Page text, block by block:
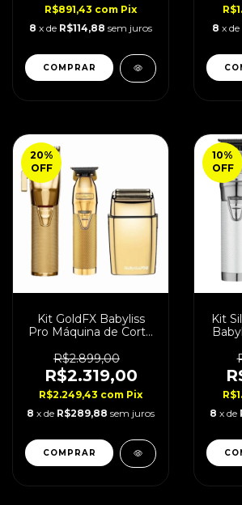
R$891,43 com Pix
8 x de R$114,88 sem juros
8 x de
20%
OFF
Kit GoldFX Babyliss
Pro Máquina de Corte
Shaver Bivolt
R$2.899,00
R$2.319,00
R$2.249,43 com Pix
8 x de R$289,88 sem juros
10%
OFF
Kit
8 x de